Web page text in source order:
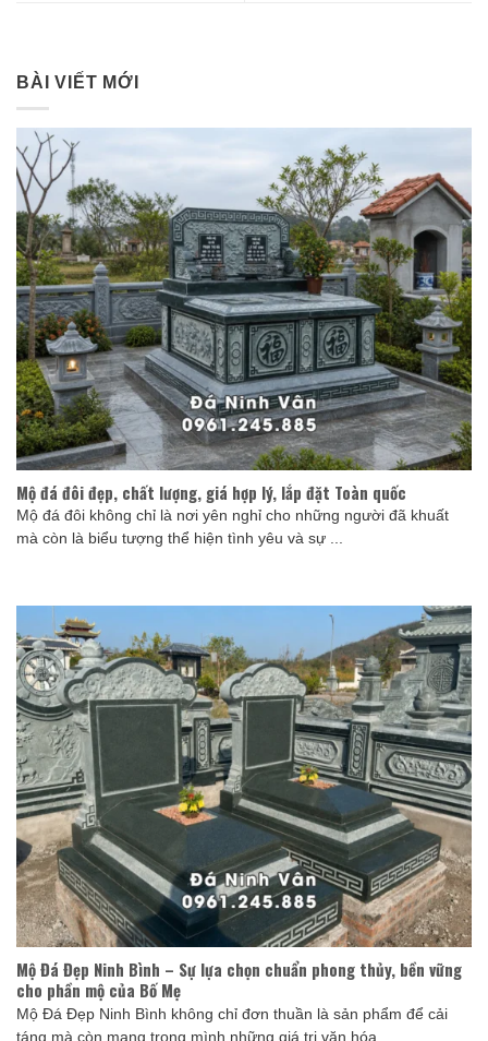
BÀI VIẾT MỚI
Mộ đá đôi đẹp, chất lượng, giá hợp lý, lắp đặt Toàn quốc
Mộ đá đôi không chỉ là nơi yên nghỉ cho những người đã khuất
mà còn là biểu tượng thể hiện tình yêu và sự ...
Mộ Đá Đẹp Ninh Bình – Sự lựa chọn chuẩn phong thủy, bền vững
cho phần mộ của Bố Mẹ
Mộ Đá Đẹp Ninh Bình không chỉ đơn thuần là sản phẩm để cải
táng mà còn mang trong mình những giá trị văn hóa ...